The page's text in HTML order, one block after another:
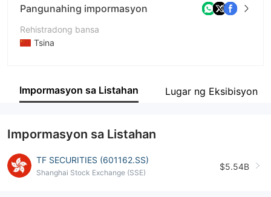
Pangunahing impormasyon
Rehistradong bansa
Tsina
Kumpanya
Impormasyon sa Listahan Lugar ng Eksibisyon
Impormasyon sa Listahan
TF SECURITIES (601162.SS)
Shanghai Stock Exchange (SSE)
$5.54B